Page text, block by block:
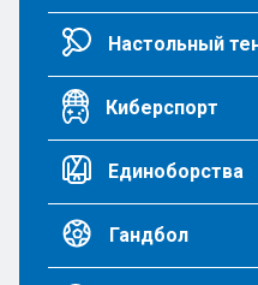
Настольный
Киберспорт
Единоборства
Гандбол